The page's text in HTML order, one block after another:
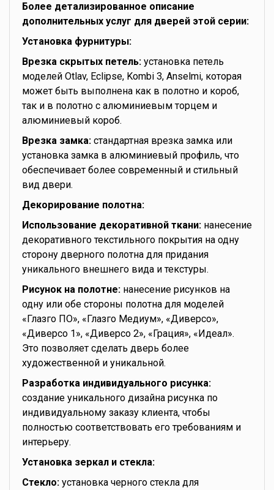
Более детализированное описание
дополнительных услуг для дверей этой серии:
Установка фурнитуры:
Врезка скрытых петель: установка петель
моделей Otlav, Eclipse, Kombi 3, Anselmi, которая
может быть выполнена как в полотно и короб,
так и в полотно с алюминиевым торцем и
алюминиевый короб.
Врезка замка: стандартная врезка замка или
установка замка в алюминиевый профиль, что
обеспечивает более современный и стильный
вид двери.
Декорирование полотна:
Использование декоративной ткани: нанесение
декоративного текстильного покрытия на одну
сторону дверного полотна для придания
уникального внешнего вида и текстуры.
Рисунок на полотне: нанесение рисунков на
одну или обе стороны полотна для моделей
«Глазго ПО», «Глазго Медиум», «Диверсо»,
«Диверсо 1», «Диверсо 2», «Грация», «Идеал».
Это позволяет сделать дверь более
художественной и уникальной.
Разработка индивидуального рисунка:
создание уникального дизайна рисунка по
индивидуальному заказу клиента, чтобы
полностью соответствовать его требованиям и
интерьеру.
Установка зеркал и стекла:
Стекло: установка черного стекла для